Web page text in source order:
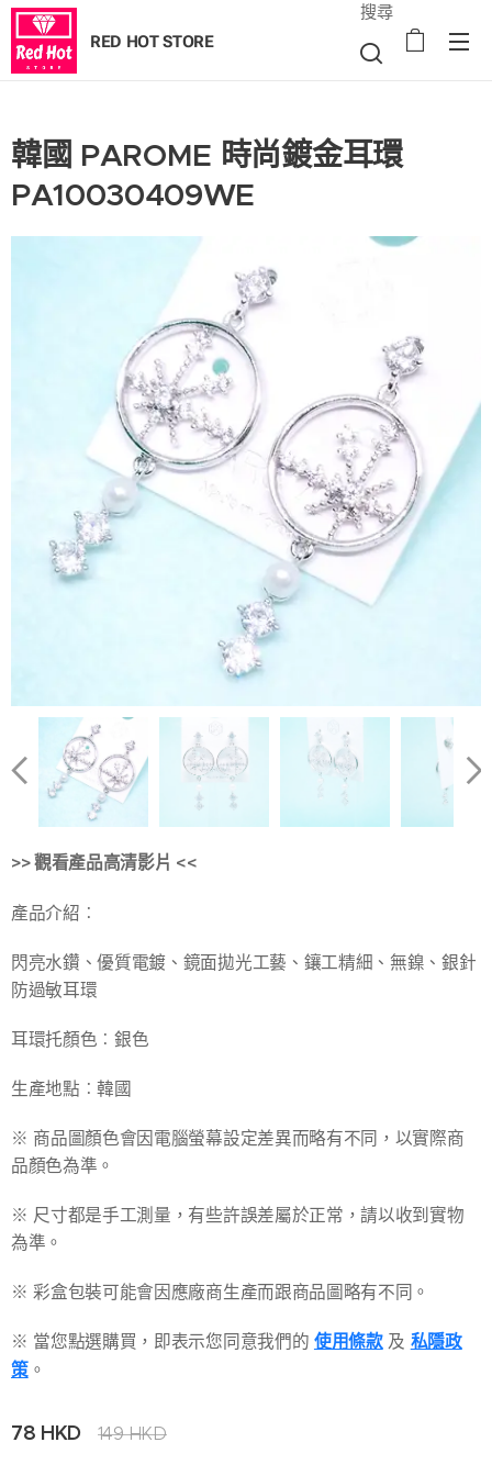
RED HOT STORE
搜尋
韓國 PAROME 時尚鍍金耳環
PA10030409WE
>> 觀看產品高清影片 <<
產品介紹︰
閃亮水鑽、優質電鍍、鏡面拋光工藝、鑲工精細、無鎳、銀針
防過敏耳環
耳環托顏色︰銀色
生產地點︰韓國
※ 商品圖顏色會因電腦螢幕設定差異而略有不同，以實際商
品顏色為準。
※ 尺寸都是手工測量，有些許誤差屬於正常，請以收到實物
為準。
※ 彩盒包裝可能會因應廠商生產而跟商品圖略有不同。
※ 當您點選購買，即表示您同意我們的 使用條款及 私隱政
策。
78 HKD 149HKD